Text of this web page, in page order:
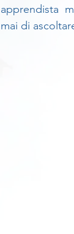
apprendista
mai di